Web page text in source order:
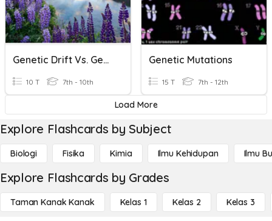
Genetic Drift Vs. Gene Flow
10 T 7th - 10th
Genetic Mutations
15 T 7th - 12th
Load More
Explore Flashcards by Subject
Biologi Fisika Kimia Ilmu Kehidupan Ilmu
Explore Flashcards by Grades
Taman Kanak Kanak Kelas 1 Kelas 2 Kelas 3